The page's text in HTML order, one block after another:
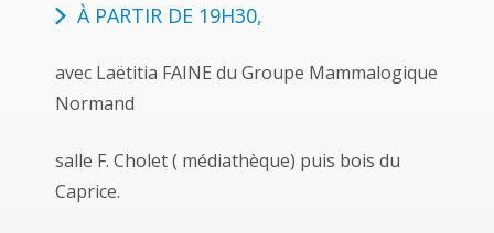
À PARTIR DE 19H30,
avec Laëtitia FAINE du Groupe Mammalogique
Normand
salle F. Cholet ( médiathèque) puis bois du
Caprice.